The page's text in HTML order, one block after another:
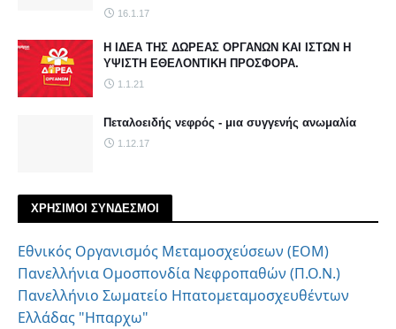
16.1.17
Η ΙΔΕΑ ΤΗΣ ΔΩΡΕΑΣ ΟΡΓΑΝΩΝ ΚΑΙ ΙΣΤΩΝ Η
ΥΨΙΣΤΗ ΕΘΕΛΟΝΤΙΚΗ ΠΡΟΣΦΟΡΑ.
1.1.21
Πεταλοειδής νεφρός - μια συγγενής ανωμαλία
1.12.17
ΧΡΗΣΙΜΟΙ ΣΥΝΔΕΣΜΟΙ
Εθνικός Οργανισμός Μεταμοσχεύσεων (ΕΟΜ)
Πανελλήνια Ομοσπονδία Νεφροπαθών (Π.Ο.Ν.)
Πανελλήνιο Σωματείο Ηπατομεταμοσχευθέντων
Ελλάδας "Ηπαρχω"